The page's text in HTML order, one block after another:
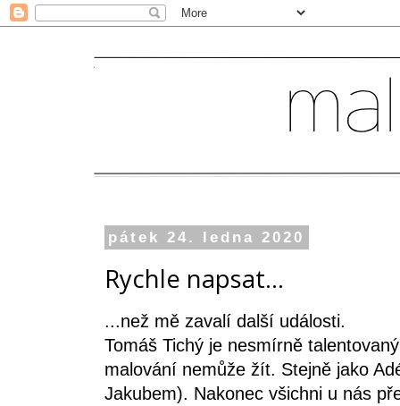
pátek 24. ledna 2020
Rychle napsat...
...než mě zavalí další události.
Tomáš Tichý je nesmírně
malování nemůže žít. Stejně jako
Jakubem). Nakonec všichni u nás